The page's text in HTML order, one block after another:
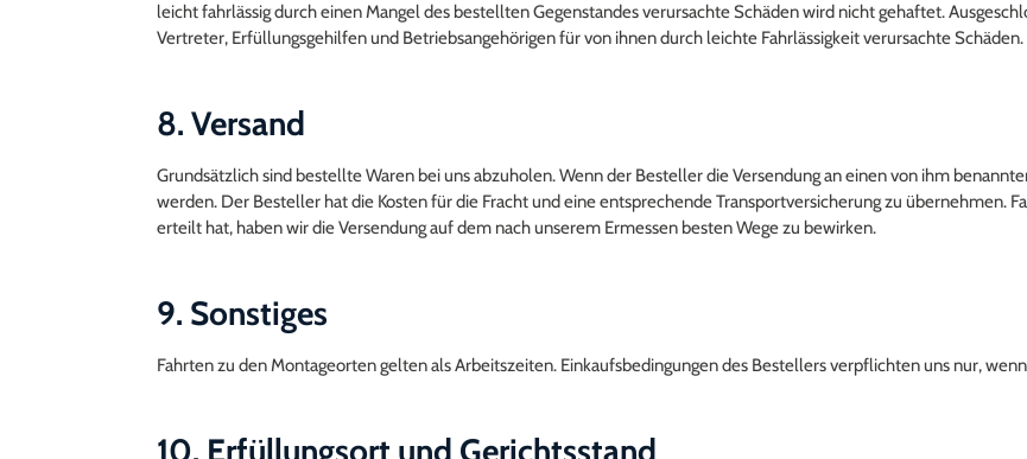
leicht fahrlässig durch einen Mangel des bestellten Gegenstandes verursachte Schäden wird nicht gehaftet.
Vertreter, Erfüllungsgehilfen und Betriebsangehörigen für von ihnen durch leichte Fahrlässigkeit verursachte Schäden.
8. Versand
Grundsätzlich sind bestellte Waren bei uns abzuholen. Wenn der Besteller die Versendung an einen von ihm
werden. Der Besteller hat die Kosten für die Fracht und eine entsprechende Transportversicherung zu übernehmen.
erteilt hat, haben wir die Versendung auf dem nach unserem Ermessen besten Wege zu bewirken.
9. Sonstiges
Fahrten zu den Montageorten gelten als Arbeitszeiten. Einkaufsbedingungen des Bestellers verpflichten uns nur,
10. Erfüllungsort und Gerichtsstand